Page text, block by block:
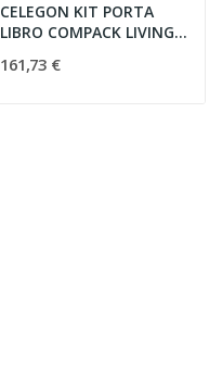
CELEGON KIT PORTA
LIBRO COMPACK LIVING
161,73 €